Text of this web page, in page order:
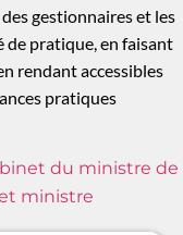
gestionnaires et les
de pratique, en faisant
rendant accessibles
pratiques
du ministre de
ministre